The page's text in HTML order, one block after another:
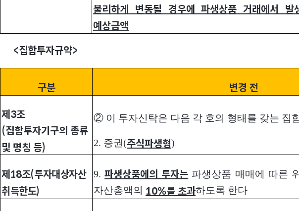
불리하게 변동될 경우에 파생상품 거래에서
예상금액
<집합투자규약>
구분 변경 전
제3조
(집합투자기구의 종류
및 명칭 등)
② 이 투자신탁은 다음 각 호의 형태를 갖는 집
2. 증권(주식파생형)
제18조(투자대상자산
취득한도)
9.파생상품에의 투자는 파생상품 매매에 따른
자산총액의 10%를 초과하도록 한다